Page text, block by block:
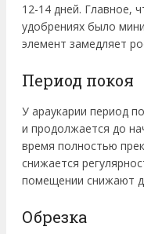
12-14 дней. Главное,
удобрениях было
элемент замедляет
Период покоя
У араукарии период
и продолжается до
время полностью
снижается
помещении снижают
Обрезка